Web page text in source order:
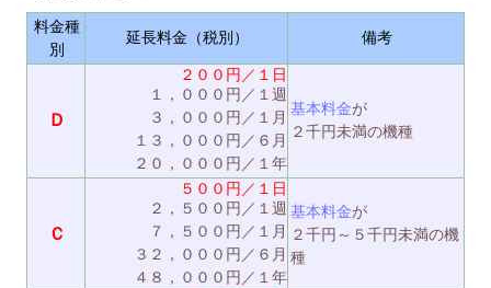
料金種
別
延長料金（税別） 備考
Ｄ
２００円／１日
１，０００円／１週
３，０００円／１月
１３，０００円／６月
２０，０００円／１年
基本料金が
２千円未満の機種
Ｃ
５００円／１日
２，５００円／１週
７，５００円／１月
３２，０００円／６月
４８，０００円／１年
基本料金が
２千円～５千円未満の機
種